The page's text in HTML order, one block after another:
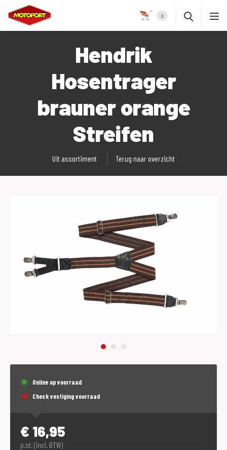
0
Hendrik
Hosentrager
brauner orange
Streifen
Uit assortiment Terug naar overzicht
Online op voorraad
Check vestiging voorraad
€ 16,95
p.st. (incl. BTW)